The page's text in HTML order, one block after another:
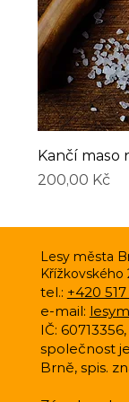
Kančí maso
Cena
200,00 Kč
Lesy města
Křížkovského
tel.: +420 517
e-mail:
IČ:
společnost
Brně, spis.